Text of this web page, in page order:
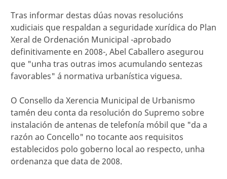
Tras informar destas dúas novas resolucións
xudiciais que respaldan a seguridade xurídica do Plan
Xeral de Ordenación Municipal -aprobado
definitivamente en 2008-, Abel Caballero asegurou
que "unha tras outras imos acumulando sentezas
favorables" á normativa urbanística viguesa.
O Consello da Xerencia Municipal de Urbanismo
tamén deu conta da resolución do Supremo sobre
instalación de antenas de telefonía móbil que "da a
razón ao Concello" no tocante aos requisitos
establecidos polo goberno local ao respecto, unha
ordenanza que data de 2008.